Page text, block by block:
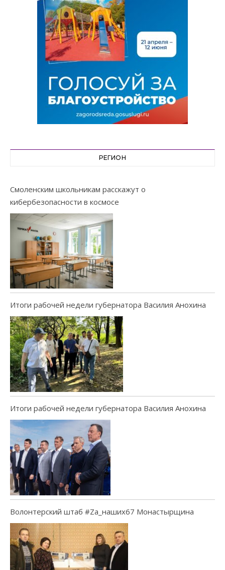
РЕГИОН
Смоленским школьникам расскажут о
кибербезопасности в космосе
Итоги рабочей недели губернатора Василия Анохина
Итоги рабочей недели губернатора Василия Анохина
Волонтерский штаб #Za_наших67 Монастырщина